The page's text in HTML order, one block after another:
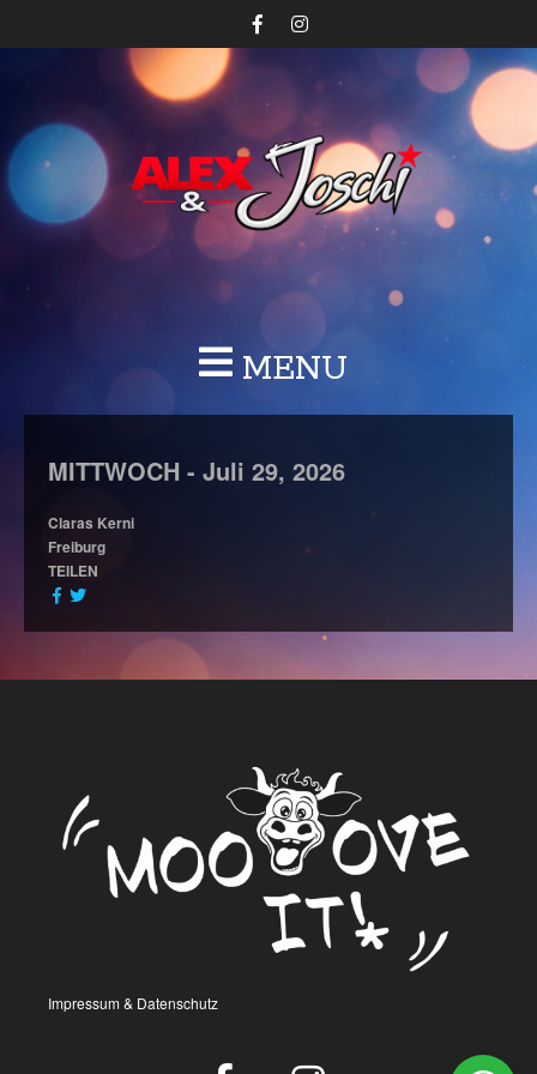
MENU
MITTWOCH - Juli 29, 2026
Claras Kerni
Freiburg
TEILEN
Impressum & Datenschutz